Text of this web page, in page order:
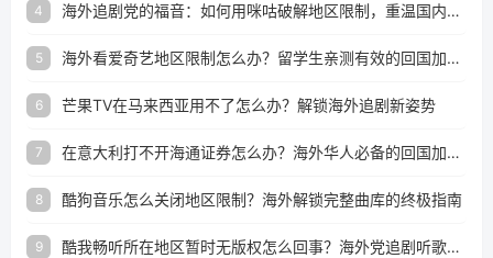
4 海外追剧党的福音：如何用咪咕破解地区限制，重温国内精彩
5 海外看爱奇艺地区限制怎么办？留学生亲测有效的回国加速器选择指南
6 芒果TV在马来西亚用不了怎么办？解锁海外追剧新姿势
7 在意大利打不开海通证券怎么办？海外华人必备的回国加速指南（附2026世界杯观赛秘籍）
8 酷狗音乐怎么关闭地区限制？海外解锁完整曲库的终极指南
9 酷我畅听所在地区暂时无版权怎么回事？海外党追剧听歌的破局指南